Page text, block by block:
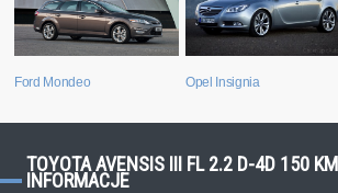
Ford Mondeo Opel Insignia
TOYOTA AVENSIS III FL 2.2 D-4D 150
INFORMACJE